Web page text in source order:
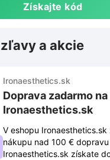
Získajte kód
a akcie
Ironaesthetics.sk
Doprava zadarmo
Ironaesthetics.sk
V eshopu
nákupu nad 100 €
Ironaesthetics.sk získate